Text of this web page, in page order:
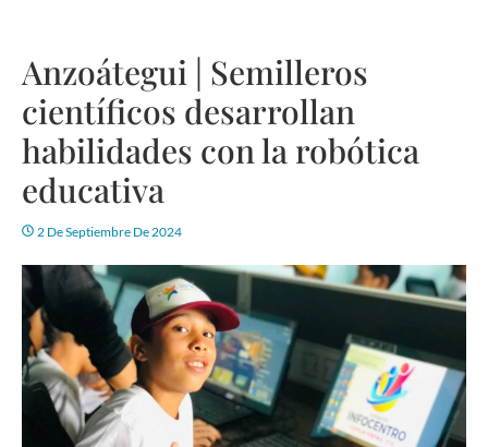
Anzoátegui | Semilleros
científicos desarrollan
habilidades con la robótica
educativa
2 De Septiembre De 2024